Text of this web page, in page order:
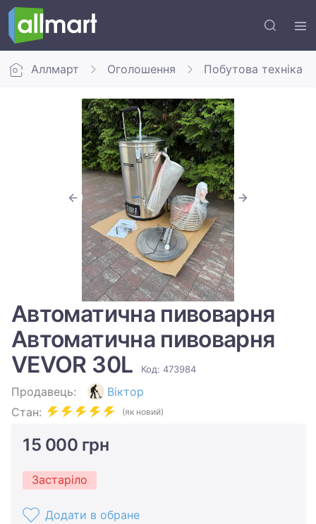
Аллмарт Оголошення Побутова техніка
Автоматична пивоварня
Автоматична пивоварня
VEVOR 30L
Код: 473984
Продавець:
Віктор
Стан:
(як новий)
15 000 грн
Застаріло
Додати в обране